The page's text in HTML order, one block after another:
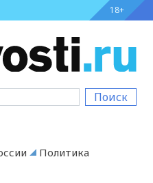
18+
Поиск
Политика